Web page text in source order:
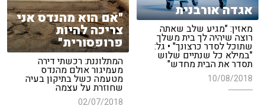
אגדה אורבנית
מאזין: "מגיע שלב שאתה
רוצה שיהיה לך בית משלך
שתוכל לסדר כרצונך" • גל:
"במילא כל שנתיים שלוש
תסדר את הבית מחדש"
10/08/2018
"אם הוא מהנדס אני
צריכה להיות
פרופסורית"
המתלוננת: רכשתי דירה
מעמיגור אולם מהנדס
מטעמה כשל בתיקון בעיה
שחוזרת על עצמה
02/07/2018